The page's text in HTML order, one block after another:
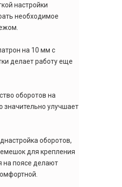
настройки
необходимое
на 10 мм с
делает работу еще
оборотов на
значительно улучшает
оборотов,
для крепления
на поясе делают